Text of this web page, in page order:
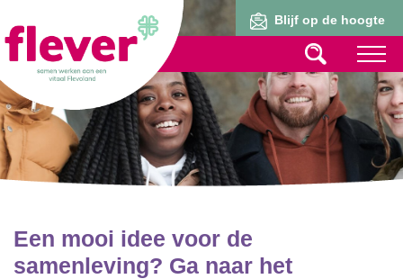
Blijf op de hoogte
Een mooi idee voor de
samenleving? Ga naar het